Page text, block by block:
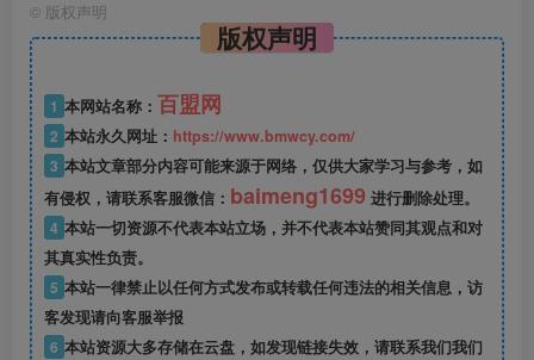
© 版权声明
版权声明
1 本网站名称： 百盟网
2 本站永久网址： https://www.bmwcy.com/
3 本站文章部分内容可能来源于网络，仅供大家学习与参考，如
有侵权，请联系客服微信： baimeng1699 进行删除处理。
4 本站一切资源不代表本站立场，并不代表本站赞同其观点和对
其真实性负责。
5 本站一律禁止以任何方式发布或转载任何违法的相关信息，访
客发现请向客服举报
6 本站资源大多存储在云盘，如发现链接失效，请联系我们我们